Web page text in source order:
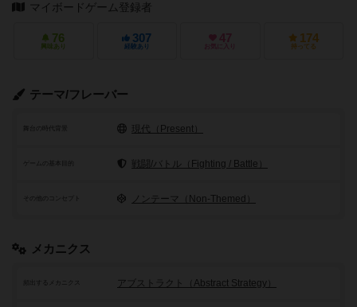
マイボードゲーム登録者
76
興味あり
307
経験あり
47
お気に入り
174
持ってる
テーマ/フレーバー
舞台の時代背景 現代（Present）
ゲームの基本目的 戦闘/バトル（Fighting / Battle）
その他のコンセプト ノンテーマ（Non-Themed）
メカニクス
頻出するメカニクス アブストラクト（Abstract Strategy）